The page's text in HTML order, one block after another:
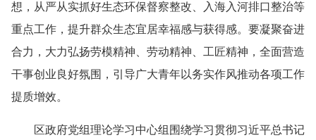
想，从严从实抓好生态环保督察整改、入海入河排口整治等
重点工作，提升群众生态宜居幸福感与获得感。要凝聚奋进
合力，大力弘扬劳模精神、劳动精神、工匠精神，全面营造
干事创业良好氛围，引导广大青年以务实作风推动各项工作
提质增效。
区政府党组理论学习中心组围绕学习贯彻习近平总书记